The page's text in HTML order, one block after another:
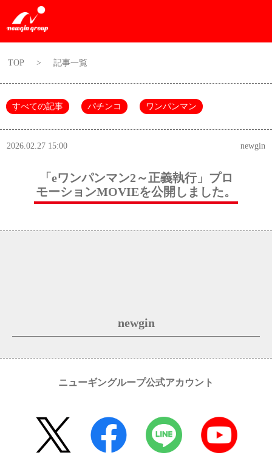
TOP > 記事一覧
すべての記事 パチンコ ワンパンマン
2026.02.27 15:00 newgin
「eワンパンマン2～正義執行」プロ
モーションMOVIEを公開しました。
newgin
ニューギングループ公式アカウント